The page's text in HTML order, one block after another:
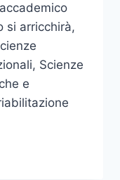
si arricchirà,
Scienze
e